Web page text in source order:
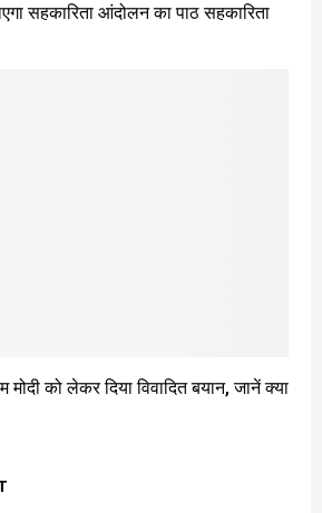
सहकारिता आंदोलन का पाठ सहकारिता
मोदी को लेकर दिया विवादित बयान, जानें क्या